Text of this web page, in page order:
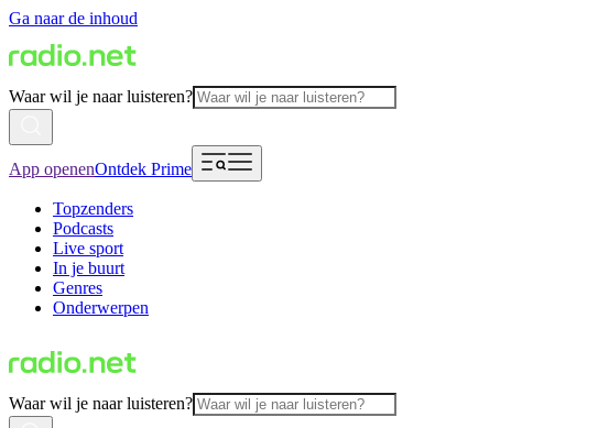
Ga naar de inhoud
Waar wil je naar luisteren?
App openenOntdek Prime
Topzenders
Podcasts
Live sport
In je buurt
Genres
Onderwerpen
Waar wil je naar luisteren?